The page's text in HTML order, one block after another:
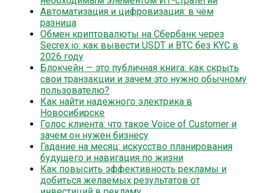
Автоматизация и цифровизация: в чём
разница
Обмен криптовалюты на Сбербанк через
Secrex.io: как вывести USDT и BTC без KYC в
2026 году
Блокчейн — это публичная книга: как скрыть
свои транзакции и зачем это нужно обычному
пользователю?
Как найти надежного электрика в
Новосибирске
Голос клиента: что такое Voice of Customer и
зачем он нужен бизнесу
Гадание на месяц: искусство планирования
будущего и навигация по жизни
Как повысить эффективность рекламы и
добиться желаемых результатов от